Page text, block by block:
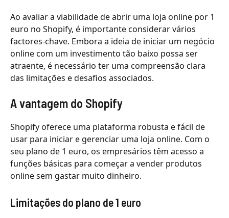
Ao avaliar a viabilidade de abrir uma loja online por 1
euro no Shopify, é importante considerar vários
factores-chave. Embora a ideia de iniciar um negócio
online com um investimento tão baixo possa ser
atraente, é necessário ter uma compreensão clara
das limitações e desafios associados.
A vantagem do Shopify
Shopify oferece uma plataforma robusta e fácil de
usar para iniciar e gerenciar uma loja online. Com o
seu plano de 1 euro, os empresários têm acesso a
funções básicas para começar a vender produtos
online sem gastar muito dinheiro.
Limitações do plano de 1 euro